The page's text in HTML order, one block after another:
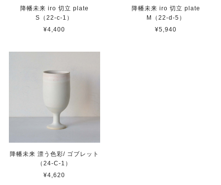
降幡未来 iro 切立 plate
S（22-c-1）
¥4,400
降幡未来 iro 切立 plate
M（22-d-5）
¥5,940
降幡未来 漂う色彩/ ゴブレット
（24-C-1）
¥4,620